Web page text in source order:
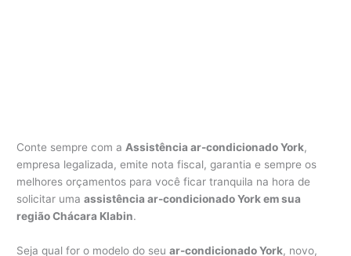
Conte sempre com a Assistência ar-condicionado York,
empresa legalizada, emite nota fiscal, garantia e sempre os
melhores orçamentos para você ficar tranquila na hora de
solicitar umaassistência ar-condicionado York em sua
região Chácara Klabin.
Seja qual for o modelo do seuar-condicionado York, novo,